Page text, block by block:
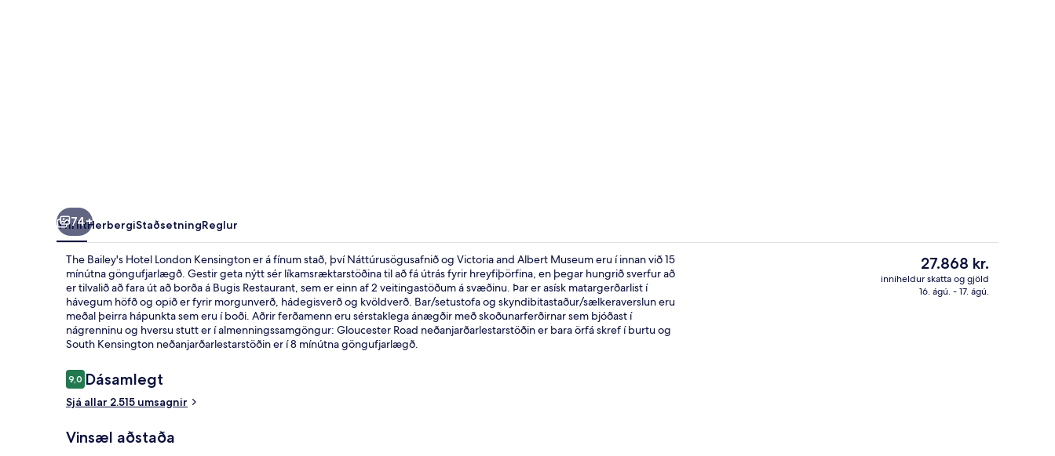
Fyrir utan 2 veitingastaðir; morgunverður,
74+
YfirlitHerbergiStaðsetningReglur
The Bailey's Hotel London Kensington er á fínum stað, því Náttúrusögusafnið og Victoria and Albert Museum eru í innan við 15
mínútna göngufjarlægð. Gestir geta nýtt sér líkamsræktarstöðina til að fá útrás fyrir hreyfiþörfina, en þegar hungrið sverfur að
er tilvalið að fara út að borða á Bugis Restaurant, sem er einn af 2 veitingastöðum á svæðinu. Þar er asísk matargerðarlist í
hávegum höfð og opið er fyrir morgunverð, hádegisverð og kvöldverð. Bar/setustofa og skyndibitastaður/sælkeraverslun eru
meðal þeirra hápunkta sem eru í boði. Aðrir ferðamenn eru sérstaklega ánægðir með skoðunarferðirnar sem bjóðast í
nágrenninu og hversu stutt er í almenningssamgöngur: Gloucester Road neðanjarðarlestarstöðin er bara örfá skref í burtu og
South Kensington neðanjarðarlestarstöðin er í 8 mínútna göngufjarlægð.
Umsagnir
9,09,0 af 10
Dásamlegt
Sjá allar 2.515 umsagnir
Vinsæl aðstaða
Núverandi
verð
er
27.868 kr.
inniheldur skatta og gjöld
16. ágú. - 17. ágú.